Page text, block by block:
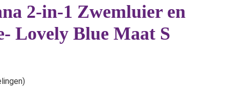
2-in-1 Zwemluier en
Lovely Blue Maat S